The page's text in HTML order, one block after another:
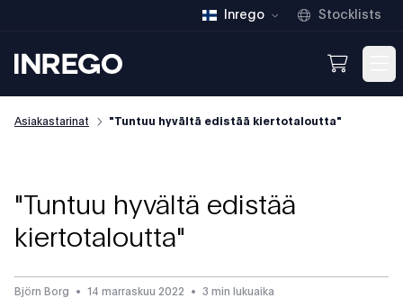
Inrego Stocklists
Inrego
Open
Asiakastarinat "Tuntuu hyvältä edistää kiertotaloutta"
"Tuntuu hyvältä edistää
kiertotaloutta"
Björn Borg • 14 marraskuu 2022 • 3 min lukuaika